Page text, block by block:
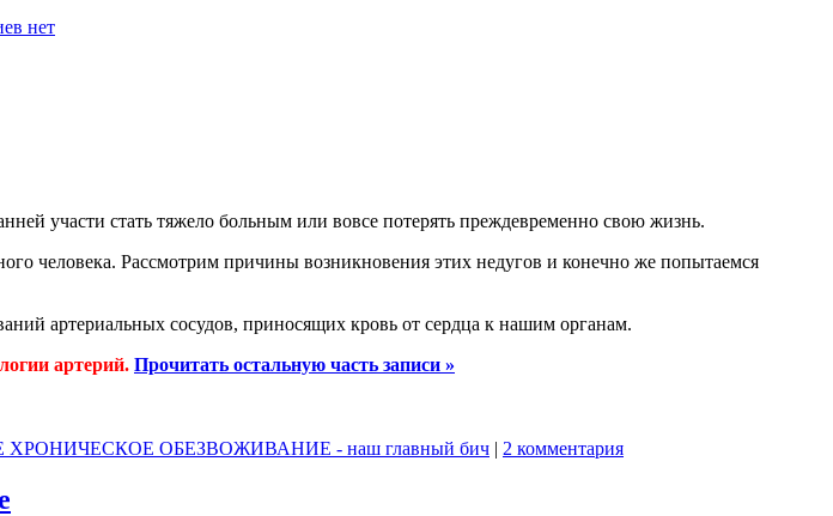
нет
участи стать тяжело больным или вовсе потерять преждевременно свою жизнь.
человека. Рассмотрим причины возникновения этих недугов и конечно же попытаемся
артериальных сосудов, приносящих кровь от сердца к нашим органам.
артерий. Прочитать остальную часть записи »
ОБЕЗВОЖИВАНИЕ - наш главный бич | 2 комментария